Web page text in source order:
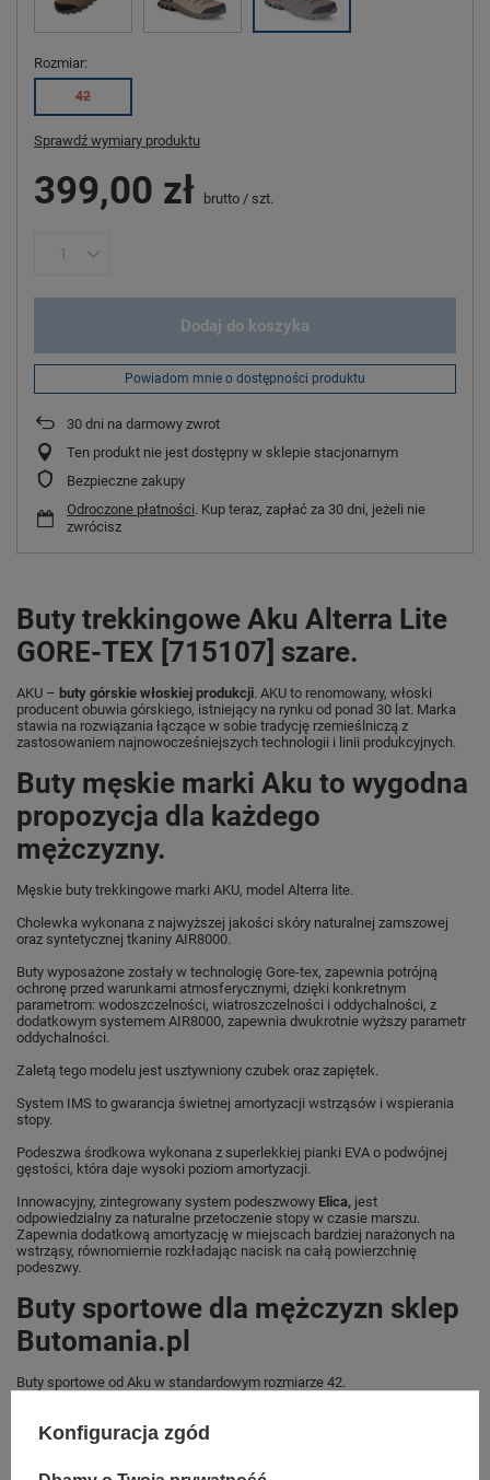
Rozmiar
42
Sprawdź wymiary produktu
399,00 zł brutto / szt.
Dodaj do koszyka
Powiadom mnie o dostępności produktu
30 dni na darmowy zwrot
Ten produkt nie jest dostępny w sklepie stacjonarnym
Bezpieczne zakupy
Odroczone płatności. Kup teraz, zapłać za 30 dni, jeżeli nie
zwrócisz
Buty trekkingowe Aku Alterra Lite
GORE-TEX [715107] szare.
AKU – buty górskie włoskiej produkcji. AKU to renomowany, włoski
producent obuwia górskiego, istniejący na rynku od ponad 30 lat. Marka
stawia na rozwiązania łączące w sobie tradycję rzemieślniczą z
zastosowaniem najnowocześniejszych technologii i linii produkcyjnych.
Buty męskie marki Aku to wygodna
propozycja dla każdego
mężczyzny.
Męskie buty trekkingowe marki AKU, model Alterra lite.
Cholewka wykonana z najwyższej jakości skóry naturalnej zamszowej
oraz syntetycznej tkaniny AIR8000.
Buty wyposażone zostały w technologię Gore-tex, zapewnia potrójną
ochronę przed warunkami atmosferycznymi, dzięki konkretnym
parametrom: wodoszczelności, wiatroszczelności i oddychalności, z
dodatkowym systemem AIR8000, zapewnia dwukrotnie wyższy parametr
oddychalności.
Zaletą tego modelu jest usztywniony czubek oraz zapiętek.
System IMS to gwarancja świetnej amortyzacji wstrząsów i wspierania
stopy.
Podeszwa środkowa wykonana z superlekkiej pianki EVA o podwójnej
gęstości, która daje wysoki poziom amortyzacji.
Innowacyjny, zintegrowany system podeszwowy Elica, jest
odpowiedzialny za naturalne przetoczenie stopy w czasie marszu.
Zapewnia dodatkową amortyzację w miejscach bardziej narażonych na
wstrząsy, równomiernie rozkładając nacisk na całą powierzchnię
podeszwy.
Buty sportowe dla mężczyzn sklep
Butomania.pl
Buty sportowe od Aku w standardowym rozmiarze 42.
Sklep Butomania.pl to największy wybór obuwia sportowego dla całej
Konfiguracja zgód